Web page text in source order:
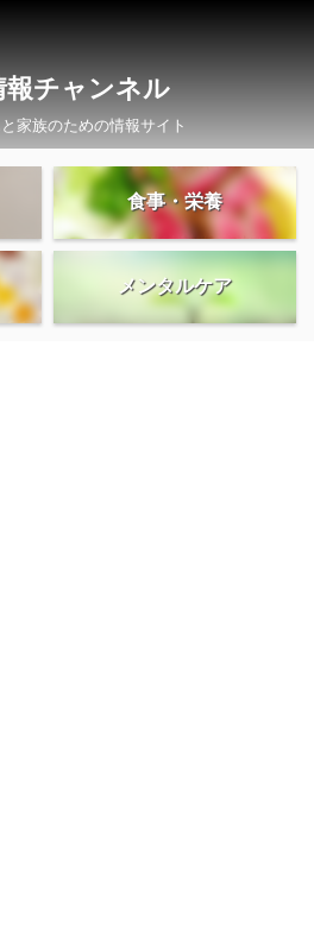
報チャンネル
家族のための情報サイト
食事・栄養
メンタルケア